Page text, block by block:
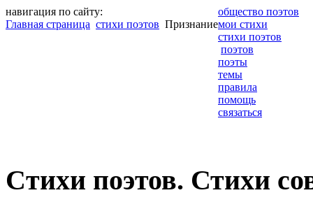
навигация по сайту:
Главная страница стихи поэтов Признание
общество поэтов
мои стихи
стихи поэтов
поэтов
поэты
темы
правила
помощь
связаться
Cтихи поэтов. Стихи